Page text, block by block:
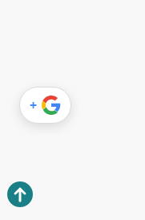
+